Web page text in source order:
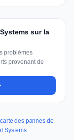
sur la
problèmes
provenant de
des pannes de
Systems